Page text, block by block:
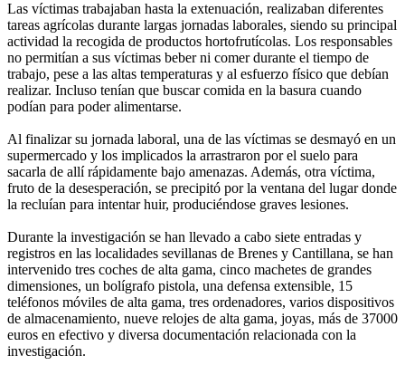
Las víctimas trabajaban hasta la extenuación, realizaban diferentes
tareas agrícolas durante largas jornadas laborales, siendo su principal
actividad la recogida de productos hortofrutícolas. Los responsables
no permitían a sus víctimas beber ni comer durante el tiempo de
trabajo, pese a las altas temperaturas y al esfuerzo físico que debían
realizar. Incluso tenían que buscar comida en la basura cuando
podían para poder alimentarse.
Al finalizar su jornada laboral, una de las víctimas se desmayó en un
supermercado y los implicados la arrastraron por el suelo para
sacarla de allí rápidamente bajo amenazas. Además, otra víctima,
fruto de la desesperación, se precipitó por la ventana del lugar donde
la recluían para intentar huir, produciéndose graves lesiones.
Durante la investigación se han llevado a cabo siete entradas y
registros en las localidades sevillanas de Brenes y Cantillana, se han
intervenido tres coches de alta gama, cinco machetes de grandes
dimensiones, un bolígrafo pistola, una defensa extensible, 15
teléfonos móviles de alta gama, tres ordenadores, varios dispositivos
de almacenamiento, nueve relojes de alta gama, joyas, más de 37000
euros en efectivo y diversa documentación relacionada con la
investigación.